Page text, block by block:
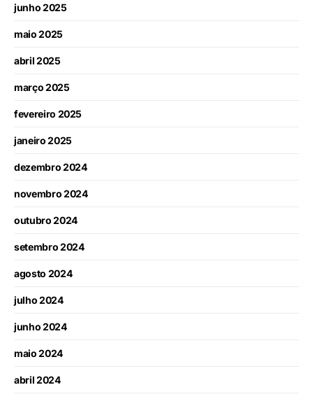
junho 2025
maio 2025
abril 2025
março 2025
fevereiro 2025
janeiro 2025
dezembro 2024
novembro 2024
outubro 2024
setembro 2024
agosto 2024
julho 2024
junho 2024
maio 2024
abril 2024